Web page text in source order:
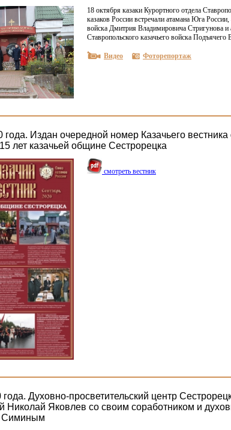
18 октября казаки Курортного отдела
казаков России встречали атамана Юга
войска Дмитрия Владимировича Стригунова и
Ставропольского казачьего войска Подъячего
Видео Фоторепортаж
года. Издан очередной номер Казачьего
лет казачьей общине Сестрорецка
смотреть вестник
года. Духовно-просветительский центр
Николай Яковлев со своим соработником и
Симиным